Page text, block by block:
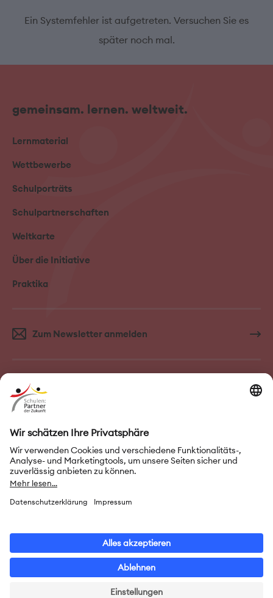
Ein Systemfehler ist aufgetreten. Versuchen Sie es
später noch mal.
gemeinsam. lernen. weltweit.
Lernmaterial
Wettbewerbe
Schulporträts
Schulpartnerschaften
Weltkarte
Über die Initiative
Praktika
Zum Newsletter anmelden
FAQ–Häufige Fragen Kontakt
Nutzungsbedingungen
Datenschutz
Privatsphäre-Einstellungen
Leichte Sprache
Erklärung zur Barrierefreiheit
© 2026 Initiative „Schulen: Partner der Zukunft“ (PASCH)